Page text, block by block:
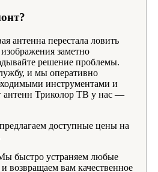
антенна перестала ловить
заметно
решение проблемы.
и мы оперативно
инструментами и
антенн Триколор ТВ у нас —
доступные цены на
быстро устраняем любые
возвращаем вам качественное